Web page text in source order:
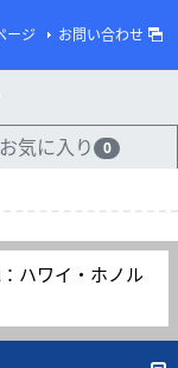
ージ お問い合わせ
お気に入り 0
ハワイ・ホノル